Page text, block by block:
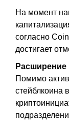
На момент
согласно
достигает
Расширение
Помимо
стейблкоина